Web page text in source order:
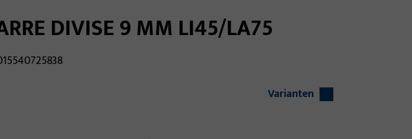
DIVISE 9 MM LI45/LA75
Varianten